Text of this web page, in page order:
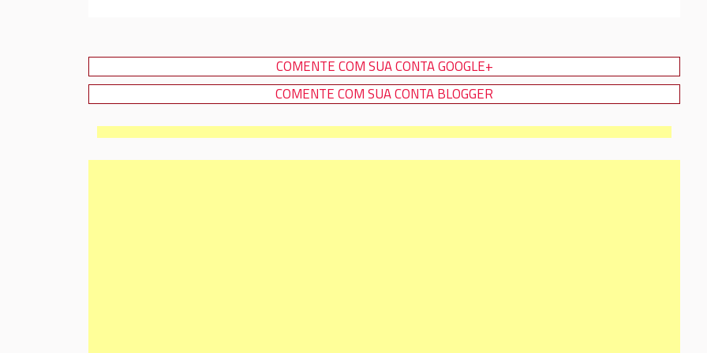
COMENTE COM SUA CONTA GOOGLE+
COMENTE COM SUA CONTA BLOGGER